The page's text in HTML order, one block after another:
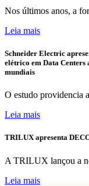
Nos últimos anos, a
Leia mais
Schneider Electric
elétrico em Data
mundiais
O estudo providencia
Leia mais
TRILUX apresenta
A TRILUX lançou a
Leia mais